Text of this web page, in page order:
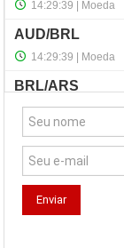
NewsLetter